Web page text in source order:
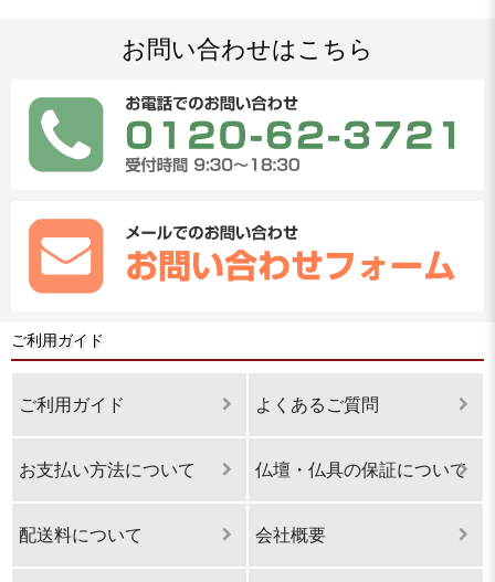
お問い合わせはこちら
ご利用ガイド
ご利用ガイド よくあるご質問
お支払い方法について 仏壇・仏具の保証について
配送料について 会社概要